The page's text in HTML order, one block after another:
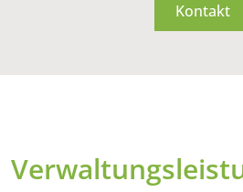
Kontakt